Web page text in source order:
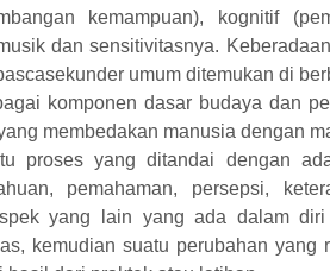
kemampuan), kognitif
dan sensitivitasnya.
umum ditemukan di
komponen dasar budaya dan
membedakan manusia dengan
proses yang ditandai dengan
pemahaman, persepsi,
yang lain yang ada dalam
, kemudian suatu perubahan yang